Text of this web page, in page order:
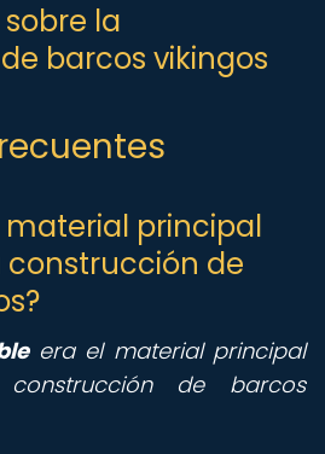
la
barcos vikingos
material principal
construcción de
era el material principal
de barcos